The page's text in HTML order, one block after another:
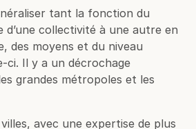
tant la fonction du
d’une collectivité à une autre en
des moyens et du niveau
ci. Il y a un décrochage
grandes métropoles et les
avec une expertise de plus